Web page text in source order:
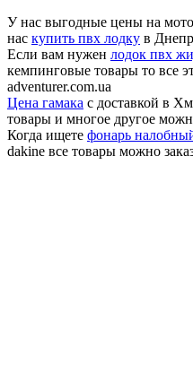
У нас выгодные цены на
нас купить пвх лодку в
Если вам нужен лодок пвх
кемпинговые товары то все
adventurer.com.ua
Цена гамака с доставкой в
товары и многое другое
Когда ищете фонарь
dakine все товары можно